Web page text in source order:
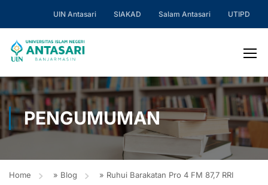
UIN Antasari SIAKAD Salam Antasari UTIPD
PENGUMUMAN
Home » Blog » Ruhui Barakatan Pro 4 FM 87,7 RRI